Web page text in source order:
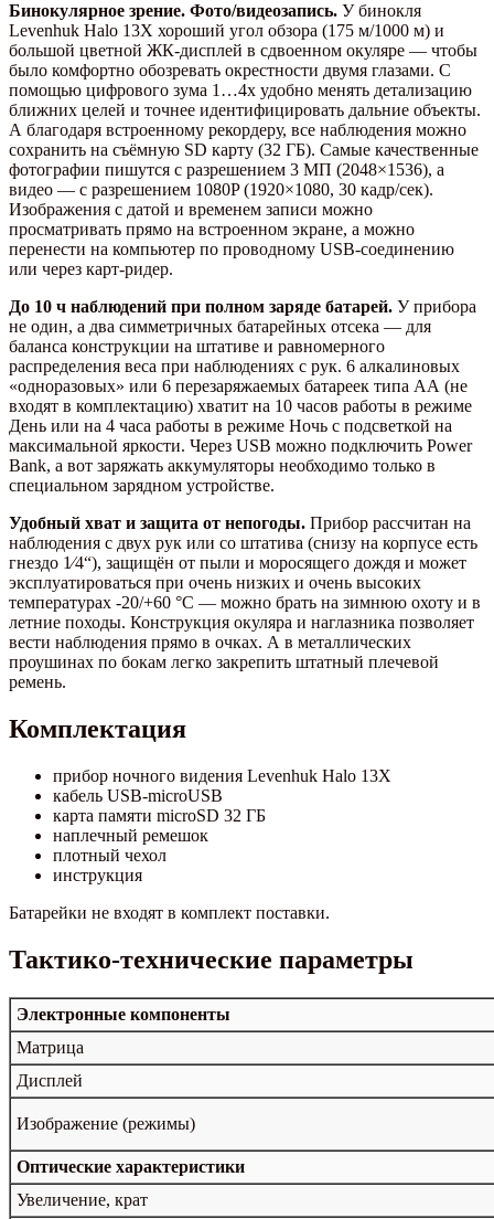
Бинокулярное зрение. Фото/видеозапись. У бинокля
Levenhuk Halo 13X хороший угол обзора (175 м/1000 м) и
большой цветной ЖК-дисплей в сдвоенном окуляре — чтобы
было комфортно обозревать окрестности двумя глазами. С
помощью цифрового зума 1…4x удобно менять детализацию
ближних целей и точнее идентифицировать дальние объекты.
А благодаря встроенному рекордеру, все наблюдения можно
сохранить на съёмную SD карту (32 ГБ). Самые качественные
фотографии пишутся с разрешением 3 MП (2048×1536), а
видео — с разрешением 1080P (1920×1080, 30 кадр/сек).
Изображения с датой и временем записи можно
просматривать прямо на встроенном экране, а можно
перенести на компьютер по проводному USB-соединению
или через карт-ридер.
До 10 ч наблюдений при полном заряде батарей. У прибора
не один, а два симметричных батарейных отсека — для
баланса конструкции на штативе и равномерного
распределения веса при наблюдениях с рук. 6 алкалиновых
«одноразовых» или 6 перезаряжаемых батареек типа АА (не
входят в комплектацию) хватит на 10 часов работы в режиме
День или на 4 часа работы в режиме Ночь с подсветкой на
максимальной яркости. Через USB можно подключить Power
Bank, а вот заряжать аккумуляторы необходимо только в
специальном зарядном устройстве.
Удобный хват и защита от непогоды. Прибор рассчитан на
наблюдения с двух рук или со штатива (снизу на корпусе есть
гнездо 1⁄4“), защищён от пыли и моросящего дождя и может
эксплуатироваться при очень низких и очень высоких
температурах -20/+60 °C — можно брать на зимнюю охоту и в
летние походы. Конструкция окуляра и наглазника позволяет
вести наблюдения прямо в очках. А в металлических
проушинах по бокам легко закрепить штатный плечевой
ремень.
Комплектация
прибор ночного видения Levenhuk Halo 13X
кабель USB-microUSB
карта памяти microSD 32 ГБ
наплечный ремешок
плотный чехол
инструкция
Батарейки не входят в комплект поставки.
Тактико-технические параметры
Электронные компоненты
Матрица
Дисплей
Изображение (режимы)
Оптические характеристики
Увеличение, крат